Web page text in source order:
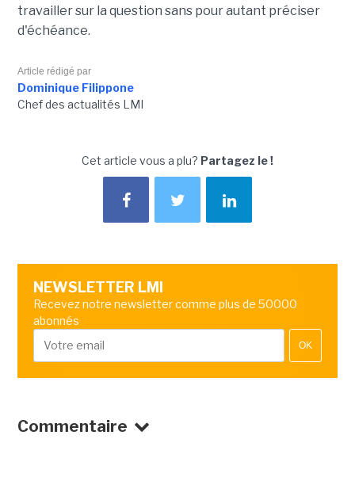
travailler sur la question sans pour autant préciser
d'échéance.
Article rédigé par
Dominique Filippone
Chef des actualités LMI
Cet article vous a plu? Partagez le !
NEWSLETTER LMI
Recevez notre newsletter comme plus de 50000
abonnés
OK
Commentaire